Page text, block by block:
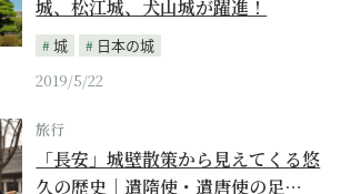
城、松江城、犬山城が躍進！
城
日本の城
2019/5/22
旅行
「長安」城壁散策から見えてくる悠
久の歴史｜遣隋使・遣唐使の足…